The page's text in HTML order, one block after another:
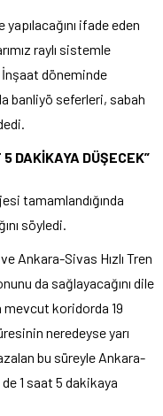
ifade eden
raylı sistemle
İnşaat döneminde
banliyö seferleri, sabah
DAKİKAYA DÜŞECEK”
tamamlandığında
söyledi.
Ankara-Sivas Hızlı Tren
da sağlayacağını dile
mevcut koridorda 19
neredeyse yarı
bu süreyle Ankara-
1 saat 5 dakikaya